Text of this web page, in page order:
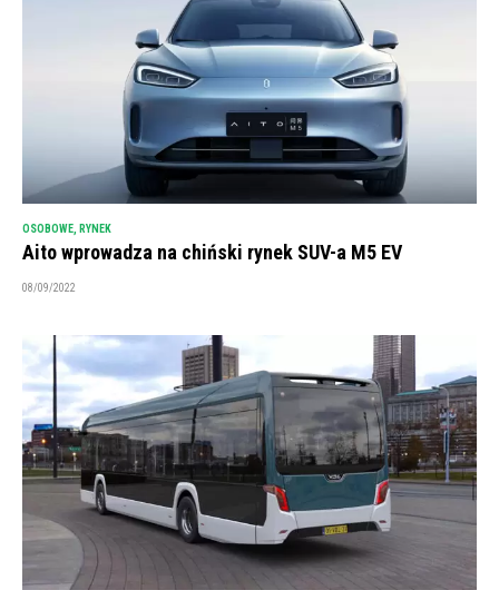
OSOBOWE RYNEK
Aito wprowadza na chiński rynek SUV-a M5 EV
08/09/2022